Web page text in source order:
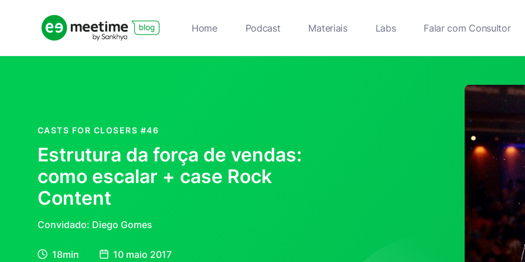
Home Podcast Materiais Labs Falar com Consultor
CASTS FOR CLOSERS #46
Estrutura da força de vendas:
como escalar + case Rock
Content
Convidado: Diego Gomes
18min 10 maio 2017